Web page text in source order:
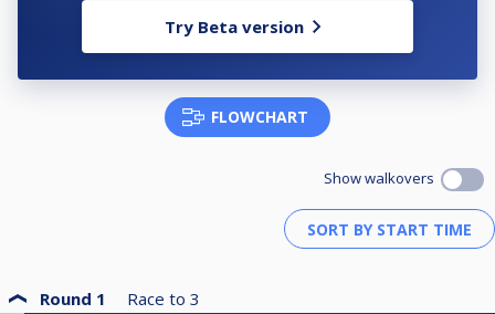
Try Beta version
FLOWCHART
Show walkovers
Round 1 Race to 3